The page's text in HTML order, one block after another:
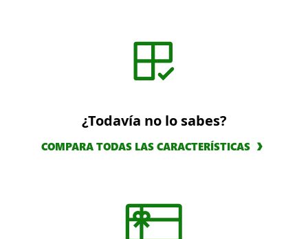
¿Todavía no lo sabes?
COMPARA TODAS LAS CARACTERÍSTICAS